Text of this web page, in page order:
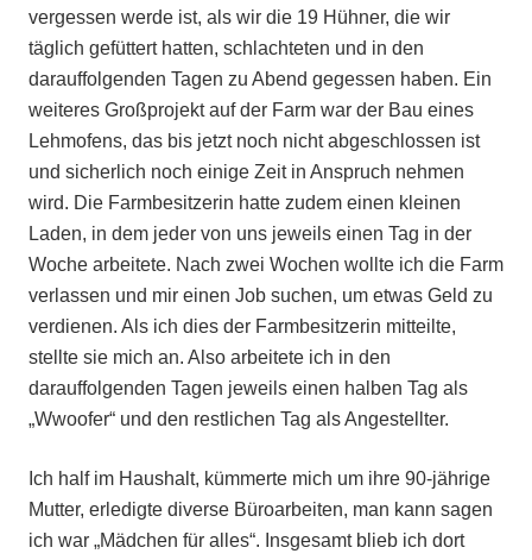
vergessen werde ist, als wir die 19 Hühner, die wir
täglich gefüttert hatten, schlachteten und in den
darauffolgenden Tagen zu Abend gegessen haben. Ein
weiteres Großprojekt auf der Farm war der Bau eines
Lehmofens, das bis jetzt noch nicht abgeschlossen ist
und sicherlich noch einige Zeit in Anspruch nehmen
wird. Die Farmbesitzerin hatte zudem einen kleinen
Laden, in dem jeder von uns jeweils einen Tag in der
Woche arbeitete. Nach zwei Wochen wollte ich die Farm
verlassen und mir einen Job suchen, um etwas Geld zu
verdienen. Als ich dies der Farmbesitzerin mitteilte,
stellte sie mich an. Also arbeitete ich in den
darauffolgenden Tagen jeweils einen halben Tag als
„Wwoofer“ und den restlichen Tag als Angestellter.
Ich half im Haushalt, kümmerte mich um ihre 90-jährige
Mutter, erledigte diverse Büroarbeiten, man kann sagen
ich war „Mädchen für alles“. Insgesamt blieb ich dort